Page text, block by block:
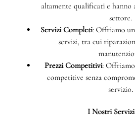
altamente qualificati e hanno
settore.
Servizi Completi: Offriamo
servizi, tra cui
Prezzi Competitivi:
competitive senza
servizio.
I Nostri Servizi